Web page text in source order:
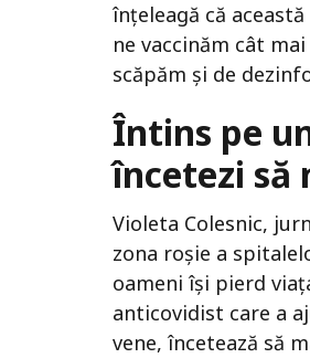
înțeleagă că
ne vaccinăm cât
scăpăm și de
Întins pe
încetezi
Violeta Colesnic,
zona roșie a
oameni își pierd
anticovidist care a
vene, încetează să